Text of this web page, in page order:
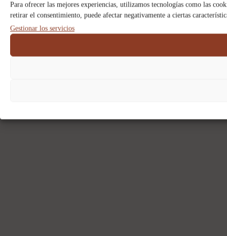
Para ofrecer las mejores experiencias, utilizamos tecnologías como las
retirar el consentimiento, puede afectar negativamente a ciertas
Gestionar los servicios